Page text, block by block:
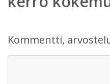
Kommentti,